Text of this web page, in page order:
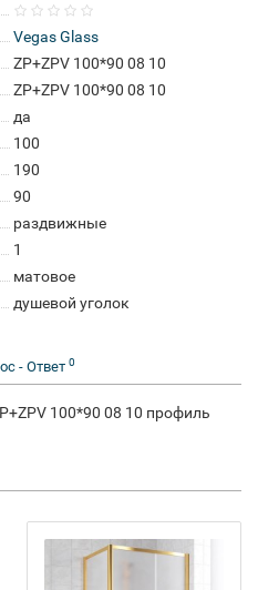
Vegas Glass
ZP+ZPV 100*90 08 10
ZP+ZPV 100*90 08 10
да
100
190
90
раздвижные
1
матовое
душевой уголок
- Ответ 0
100*90 08 10 профиль